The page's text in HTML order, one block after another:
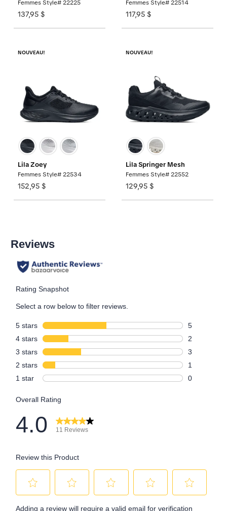
Femmes Style# 22225
137,95 $
Femmes Style# 22514
117,95 $
NOUVEAU!
Lila Zoey
Femmes Style# 22534
152,95 $
NOUVEAU!
Lila Springer Mesh
Femmes Style# 22552
129,95 $